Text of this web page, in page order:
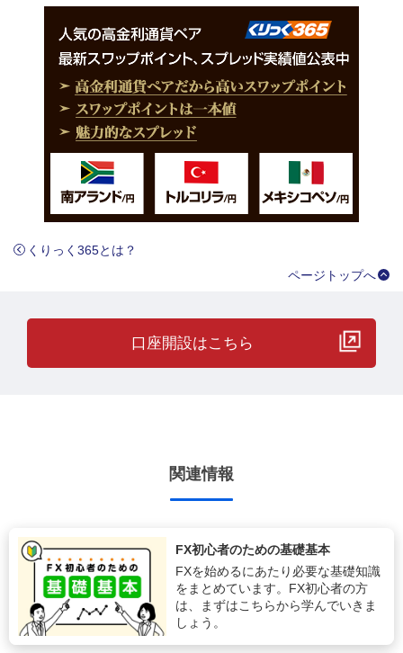
くりっく365とは？
ページトップへ
口座開設はこちら
関連情報
FX初心者のための基礎基本
FXを始めるにあたり必要な基礎知識
をまとめています。FX初心者の方
は、まずはこちらから学んでいきま
しょう。